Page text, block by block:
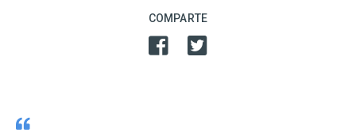
COMPARTE